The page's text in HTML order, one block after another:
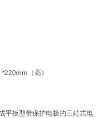
（高）
平板型带保护电极的三端式电